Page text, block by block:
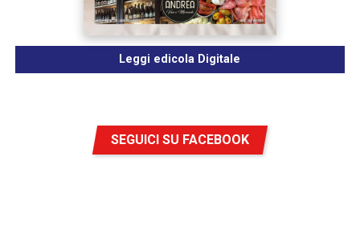
Leggi edicola Digitale
SEGUICI SU FACEBOOK